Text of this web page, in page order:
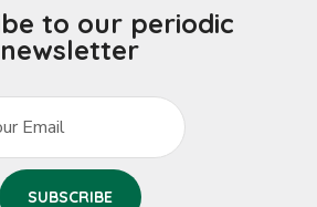
to our periodic
newsletter